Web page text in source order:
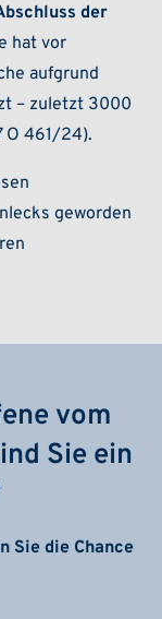
der
hat vor
aufgrund
– zuletzt 3000
O 461/24).
geworden
vom
Sie ein
Sie die Chance